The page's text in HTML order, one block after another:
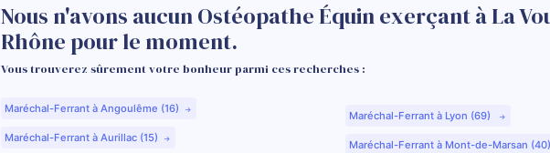
Nous n'avons aucun Ostéopathe Équin exerçant à La
Rhône pour le moment.
Vous trouverez sûrement votre bonheur parmi ces recherches :
Maréchal-Ferrant à Angoulême (16)
Maréchal-Ferrant à Aurillac (15)
Maréchal-Ferrant à Lyon (69)
Maréchal-Ferrant à Mont-de-Marsan